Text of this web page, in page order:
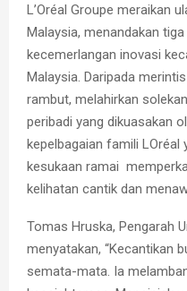
L’Oréal Groupe meraikan
Malaysia, menandakan
kecemerlangan inovasi
Malaysia. Daripada
rambut, melahirkan
peribadi yang dikuasakan
kepelbagaian famili LOréal
kesukaan ramai
kelihatan cantik dan
Tomas Hruska, Pengarah
menyatakan, “Kecantikan
semata-mata. Ia